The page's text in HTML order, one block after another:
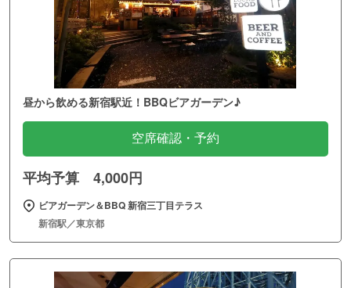
昼から飲める新宿駅近！BBQビアガーデン♪
空席確認・予約
平均予算 4,000円
ビアガーデン＆BBQ 新宿三丁目テラス
新宿駅／東京都